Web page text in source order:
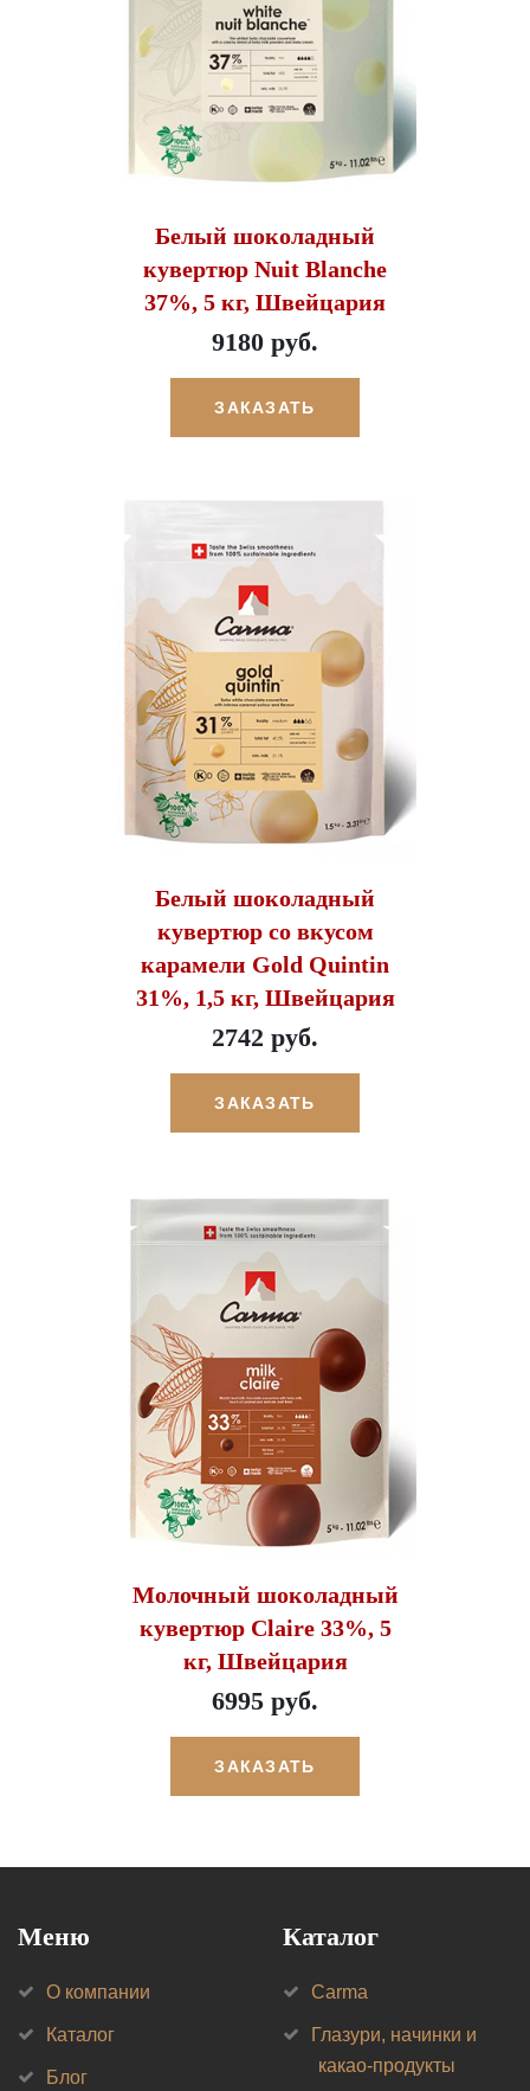
Белый шоколадный
кувертюр Nuit Blanche
37%, 5 кг, Швейцария
9180 руб.
ЗАКАЗАТЬ
Белый шоколадный
кувертюр со вкусом
карамели Gold Quintin
31%, 1,5 кг, Швейцария
2742 руб.
ЗАКАЗАТЬ
Молочный шоколадный
кувертюр Claire 33%, 5
кг, Швейцария
6995 руб.
ЗАКАЗАТЬ
Меню
О компании
Каталог
Блог
Каталог
Carma
Глазури, начинки и
какао-продукты